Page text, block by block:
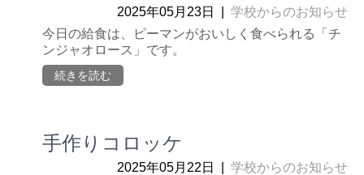
2025年05月23日
学校からのお知らせ
今日の給食は、ピーマンがおいしく食べられる「チ
ンジャオロース」です。
続きを読む
手作りコロッケ
2025年05月22日
学校からのお知らせ